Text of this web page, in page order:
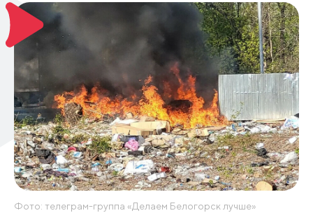
Фото: телеграм-группа «Делаем Белогорск лучше»